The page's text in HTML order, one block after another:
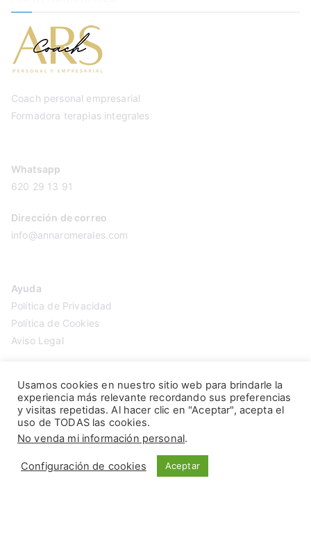
Coach personal empresarial
Formadora terapias integrales
Whatsapp
620 29 13 91
Dirección de correo
info@annaromerales.com
Ayuda
Política de Privacidad
Política de Cookies
Aviso Legal
Usamos cookies en nuestro sitio web para brindarle la
experiencia más relevante recordando sus preferencias
y visitas repetidas. Al hacer clic en "Aceptar", acepta el
uso de TODAS las cookies.
No venda mi información personal.
Configuración de cookies Aceptar